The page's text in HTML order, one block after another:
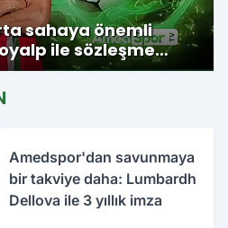
sahaya önemli
ile sözleşme
Amedspor'dan savunmaya
bir takviye daha: Lumbardh
Dellova ile 3 yıllık imza